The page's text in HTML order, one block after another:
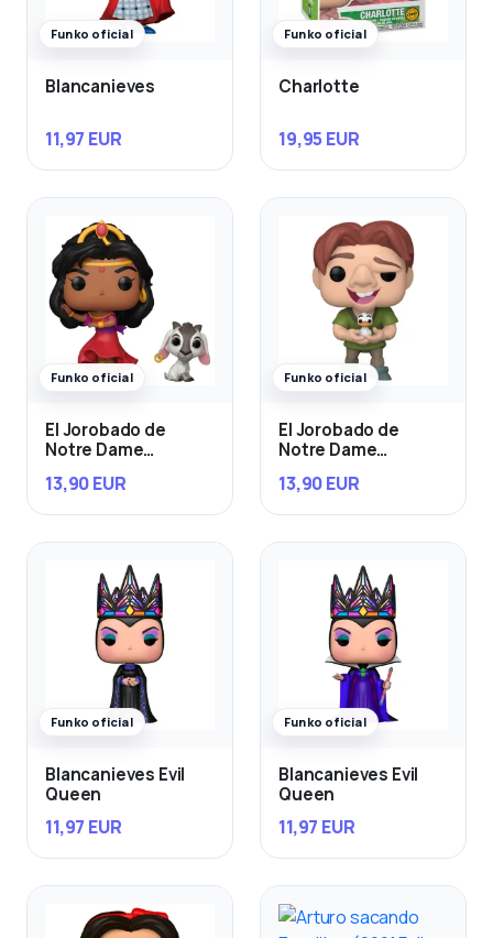
Funko oficial
Blancanieves
11,97 EUR
Funko oficial
Charlotte
19,95 EUR
Funko oficial
El Jorobado de
Notre Dame
13,90 EUR
Funko oficial
El Jorobado de
Notre Dame
13,90 EUR
Funko oficial
Blancanieves Evil
Queen
11,97 EUR
Funko oficial
Blancanieves Evil
Queen
11,97 EUR